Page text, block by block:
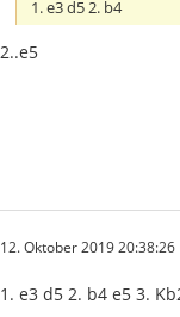
1. e3 d5 2. b4
2..e5
12. Oktober 2019 20:38:26
1. e3 d5 2. b4 e5 3.